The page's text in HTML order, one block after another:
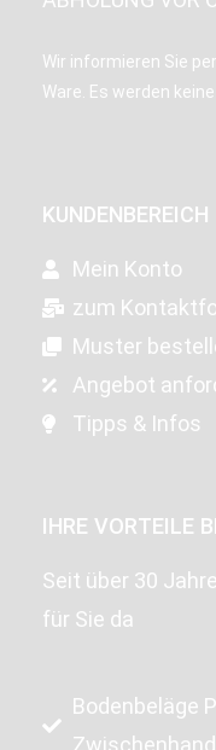
Wir informieren Sie
Ware. Es werden
KUNDENBEREICH
Mein Konto
zum
Muster
Angebot
Tipps & Infos
IHRE VORTEILE
Seit über 30
für Sie da
Bodenbeläge